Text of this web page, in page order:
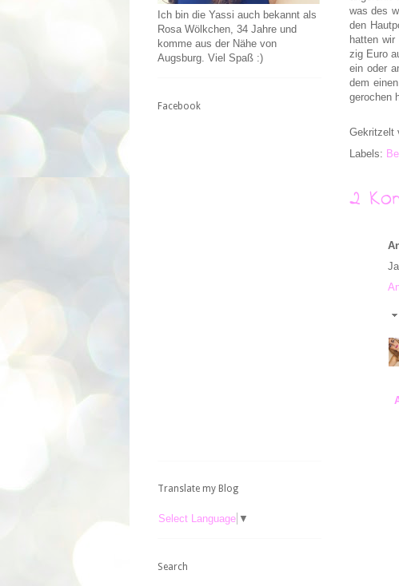
was des
den
hatten
zig Euro
ein oder
dem
gerochen
Gekritzelt
Labels:
2
Ich bin die Yassi auch bekannt als
Rosa Wölkchen, 34 Jahre und
komme aus der Nähe von
Augsburg. Viel Spaß :)
Facebook
Translate my Blog
Select Language ▼
Search